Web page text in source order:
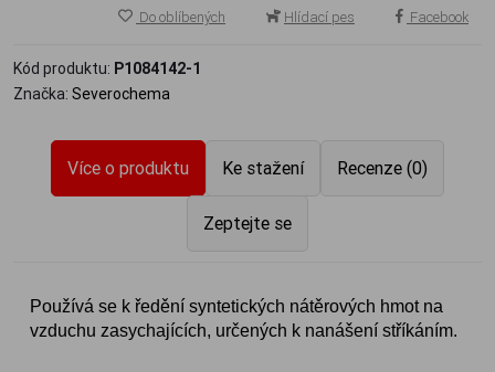
Do oblíbených Hlídací pes Facebook
Kód produktu: P1084142-1
Značka: Severochema
Více o produktu Ke stažení Recenze (0)
Zeptejte se
Používá se k ředění syntetických nátěrových hmot na
vzduchu zasychajících, určených k nanášení stříkáním.